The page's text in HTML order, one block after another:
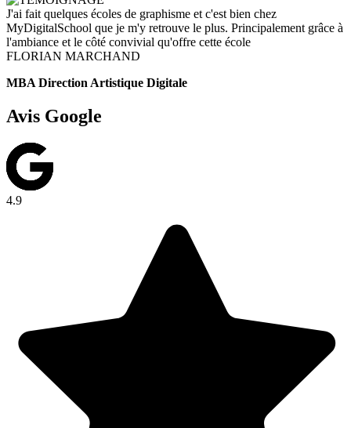
J'ai fait quelques écoles de graphisme et c'est bien chez
MyDigitalSchool que je m'y retrouve le plus. Principalement grâce à
l'ambiance et le côté convivial qu'offre cette école
FLORIAN MARCHAND
MBA Direction Artistique Digitale
Avis Google
4.9